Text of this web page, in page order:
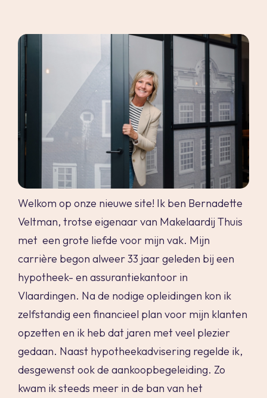
Welkom op onze nieuwe site! Ik ben Bernadette
Veltman, trotse eigenaar van Makelaardij Thuis
met een grote liefde voor mijn vak. Mijn
carrière begon alweer 33 jaar geleden bij een
hypotheek- en assurantiekantoor in
Vlaardingen. Na de nodige opleidingen kon ik
zelfstandig een financieel plan voor mijn klanten
opzetten en ik heb dat jaren met veel plezier
gedaan. Naast hypotheekadvisering regelde ik,
desgewenst ook de aankoopbegeleiding. Zo
kwam ik steeds meer in de ban van het